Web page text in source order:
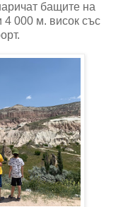
бащите на
4 000 м. висок със